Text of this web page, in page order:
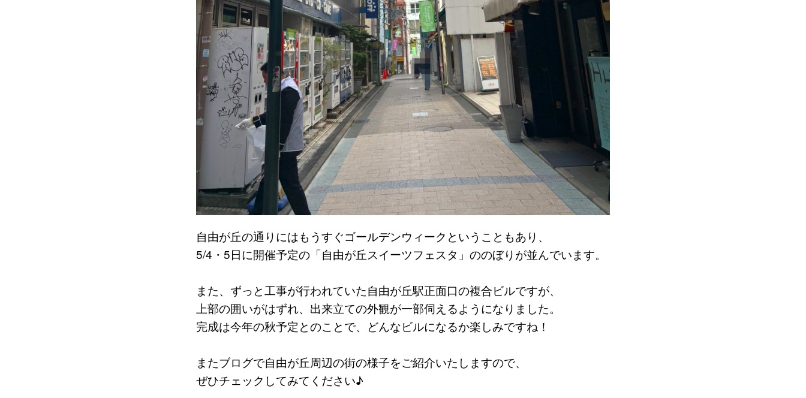
自由が丘の通りにはもうすぐゴールデンウィークということもあり、
5/4・5日に開催予定の「自由が丘スイーツフェスタ」ののぼりが並んでいます。
また、ずっと工事が行われていた自由が丘駅正面口の複合ビルですが、
上部の囲いがはずれ、出来立ての外観が一部伺えるようになりました。
完成は今年の秋予定とのことで、どんなビルになるか楽しみですね！
またブログで自由が丘周辺の街の様子をご紹介いたしますので、
ぜひチェックしてみてください♪